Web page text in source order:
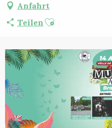
Anfahrt
Teilen Ajouter aux favoris